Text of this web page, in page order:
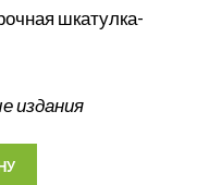
шкатулка-
издания